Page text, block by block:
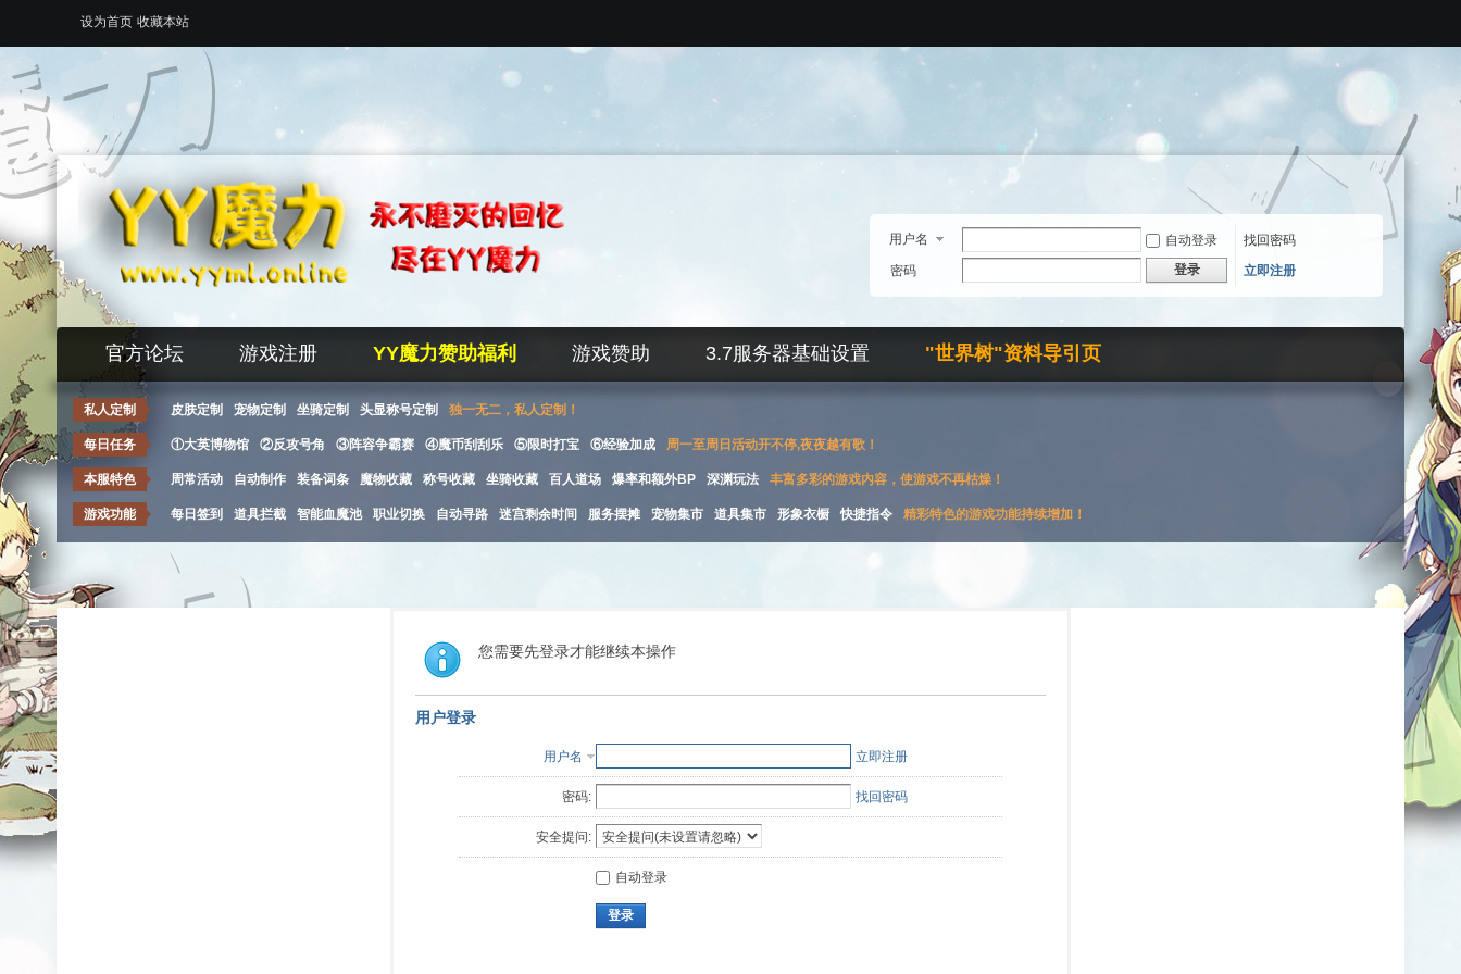
设为首页 收藏本站
用户名 自动登录
找回密码
密码
登录 立即注册
官方论坛 游戏注册 YY魔力赞助福利 游戏赞助 3.7服务器基础设置 "世界树"资料导引页
私人定制 皮肤定制 宠物定制 坐骑定制 头显称号定制 独一无二，私人定制！
每日任务 ①大英博物馆 ②反攻号角 ③阵容争霸赛 ④魔币刮刮乐 ⑤限时打宝 ⑥经验加成 周一至周日活动开不停,夜夜越有歌！
本服特色 周常活动 自动制作 装备词条 魔物收藏 称号收藏 坐骑收藏 百人道场 爆率和额外BP 深渊玩法 丰富多彩的游戏内容，使游戏不再枯燥！
游戏功能 每日签到 道具拦截 智能血魔池 职业切换 自动寻路 迷宫剩余时间 服务摆摊 宠物集市 道具集市 形象衣橱 快捷指令 精彩特色的游戏功能持续增加！
您需要先登录才能继续本操作
用户登录
用户名 立即注册
密码: 找回密码
安全提问:
自动登录
登录